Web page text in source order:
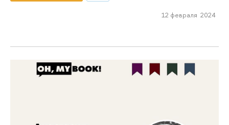
12 февраля 2024